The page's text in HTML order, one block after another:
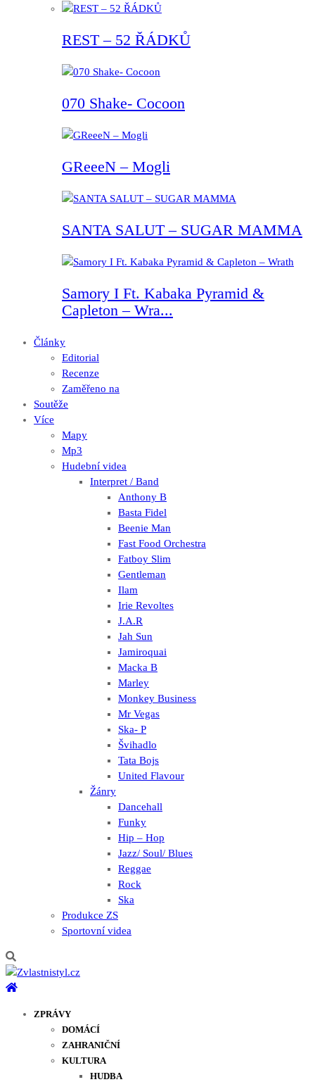
REST – 52 ŘÁDKŮ
070 Shake- Cocoon
GReeeN – Mogli
SANTA SALUT – SUGAR MAMMA
Samory I Ft. Kabaka Pyramid &
Capleton – Wra...
Články
Editorial
Recenze
Zaměřeno na
Soutěže
Více
Mapy
Mp3
Hudební videa
Interpret / Band
Anthony B
Basta Fidel
Beenie Man
Fast Food Orchestra
Fatboy Slim
Gentleman
Ilam
Irie Revoltes
J.A.R
Jah Sun
Jamiroquai
Macka B
Marley
Monkey Business
Mr Vegas
Ska- P
Švihadlo
Tata Bojs
United Flavour
Žánry
Dancehall
Funky
Hip – Hop
Jazz/ Soul/ Blues
Reggae
Rock
Ska
Produkce ZS
Sportovní videa
ZPRÁVY
DOMÁCÍ
ZAHRANIČNÍ
KULTURA
HUDBA